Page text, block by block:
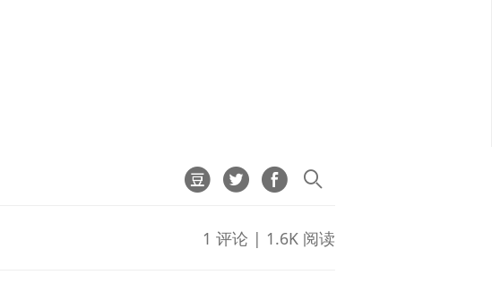
1 评论 | 1.6K 阅读